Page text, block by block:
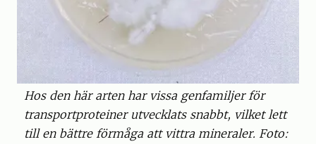
Hos den här arten har vissa genfamiljer för
transportproteiner utvecklats snabbt, vilket lett
till en bättre förmåga att vittra mineraler. Foto: